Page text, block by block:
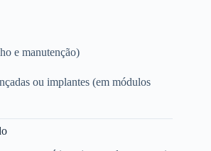
e manutenção)
ou implantes (em módulos